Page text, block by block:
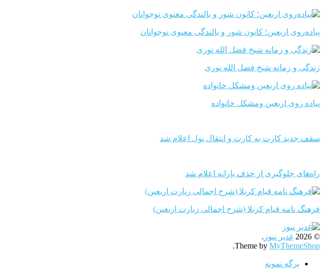
پیاده‌روی اربعین؛ کانون شور و بالندگی معنوی نوجوانان
زندگی و زمانه شیخ فضل الله نوری
پیاده روی اربعین ومشکل خانواده
سقف جدید کارت به کارت و انتقال پول اعلام شد
راه‌های جلوگیری از حذف یارانه اعلام شد
فرهنگ نامه قیام کربلا (شرح اجمالی زیارت اربعین)
© 2026 غدیر نیوز .
Theme by MyThemeShop
.
برگه نمونه